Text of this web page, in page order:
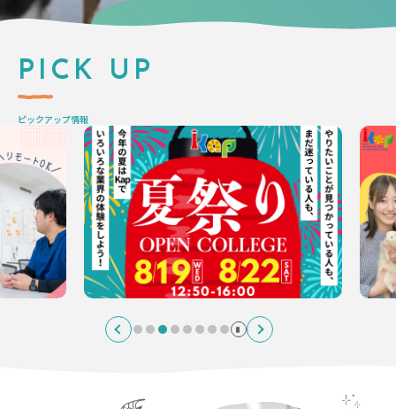
PICK UP
ピックアップ情報